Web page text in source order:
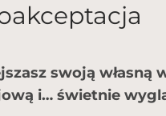
swoją własną
i… świetnie